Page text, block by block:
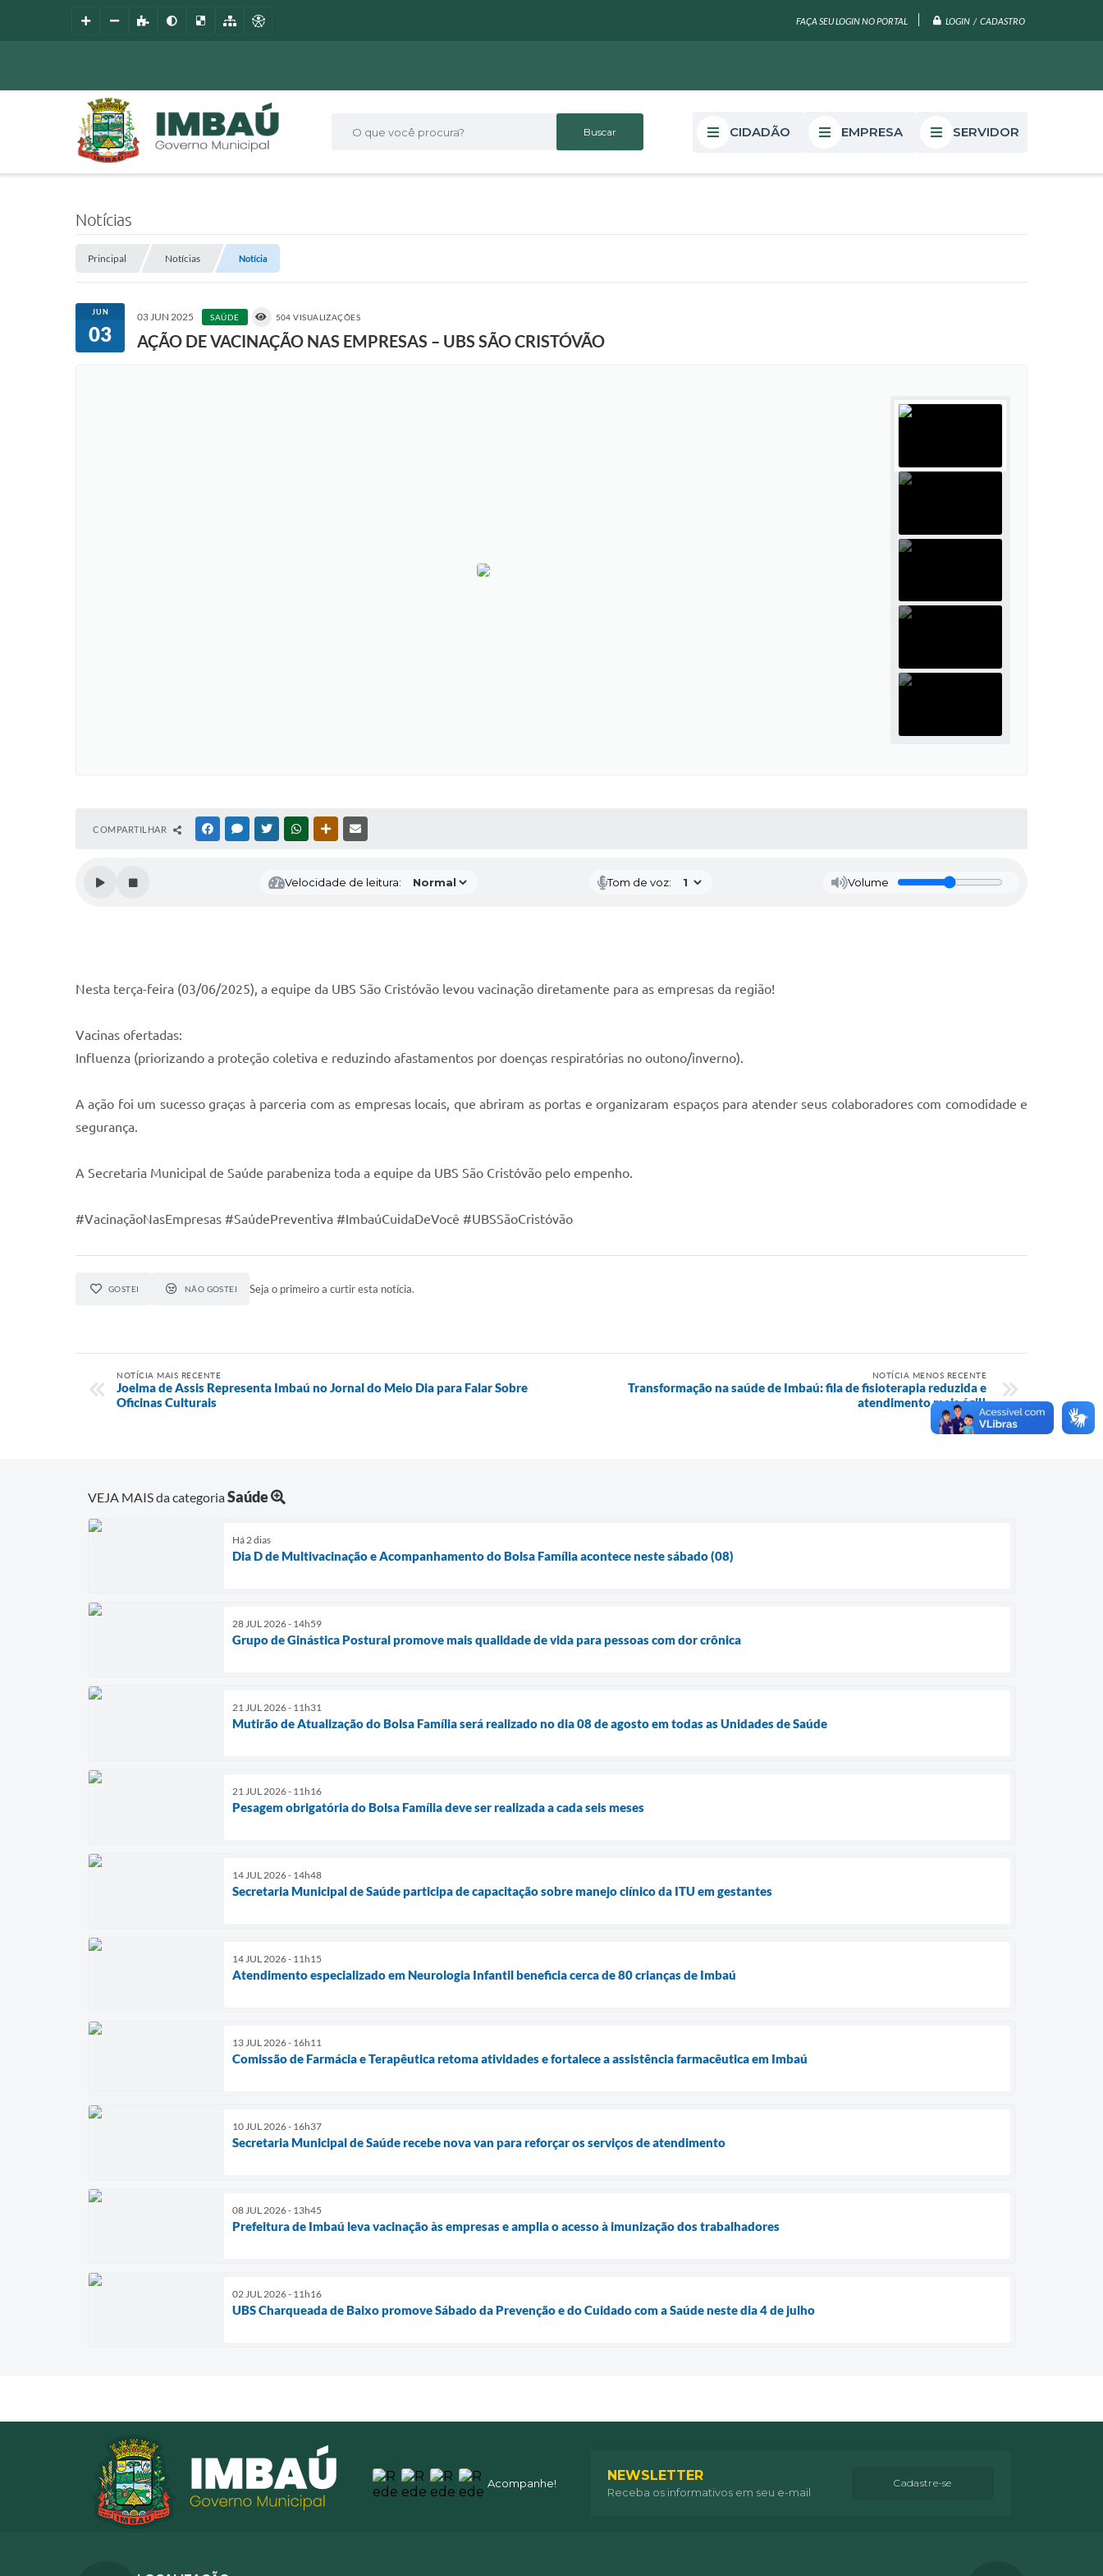
FAÇA SEU LOGIN NO PORTAL LOGIN / CADASTRO
O que você procura? CIDADÃO EMPRESA SERVIDOR
Notícias
Principal Notícias Notícia
JUN
03
03 JUN 2025 SAÚDE 504 VISUALIZAÇÕES
AÇÃO DE VACINAÇÃO NAS EMPRESAS – UBS SÃO CRISTÓVÃO
COMPARTILHAR FACEBOOKMESSENGER
TWITTERWHATSAPPOUTRAS MÍDIAS
Velocidade de leitura: Tom de voz: Volume
Nesta terça-feira (03/06/2025), a equipe da UBS São Cristóvão levou vacinação diretamente para as empresas da região!
Vacinas ofertadas:
Influenza (priorizando a proteção coletiva e reduzindo afastamentos por doenças respiratórias no outono/inverno).
A ação foi um sucesso graças à parceria com as empresas locais, que abriram as portas e organizaram espaços para atender seus colaboradores com comodidade e
segurança.
A Secretaria Municipal de Saúde parabeniza toda a equipe da UBS São Cristóvão pelo empenho.
#VacinaçãoNasEmpresas #SaúdePreventiva #ImbaúCuidaDeVocê #UBSSãoCristóvão
GOSTEI NÃO GOSTEI Seja o primeiro a curtir esta notícia.
NOTÍCIA MAIS RECENTE
Joelma de Assis Representa Imbaú no Jornal do Meio Dia para Falar Sobre
Oficinas Culturais
NOTÍCIA MENOS RECENTE
Transformação na saúde de Imbaú: fila de fisioterapia reduzida e
atendimento mais ágil!
VEJA MAIS da categoriaSaúde
Há 2 dias
Dia D de Multivacinação e Acompanhamento do Bolsa Família acontece neste sábado (08)
28 JUL 2026 - 14h59
Grupo de Ginástica Postural promove mais qualidade de vida para pessoas com dor crônica
21 JUL 2026 - 11h31
Mutirão de Atualização do Bolsa Família será realizado no dia 08 de agosto em todas as Unidades de Saúde
21 JUL 2026 - 11h16
Pesagem obrigatória do Bolsa Família deve ser realizada a cada seis meses
14 JUL 2026 - 14h48
Secretaria Municipal de Saúde participa de capacitação sobre manejo clínico da ITU em gestantes
14 JUL 2026 - 11h15
Atendimento especializado em Neurologia Infantil beneficia cerca de 80 crianças de Imbaú
13 JUL 2026 - 16h11
Comissão de Farmácia e Terapêutica retoma atividades e fortalece a assistência farmacêutica em Imbaú
10 JUL 2026 - 16h37
Secretaria Municipal de Saúde recebe nova van para reforçar os serviços de atendimento
08 JUL 2026 - 13h45
Prefeitura de Imbaú leva vacinação às empresas e amplia o acesso à imunização dos trabalhadores
02 JUL 2026 - 11h16
UBS Charqueada de Baixo promove Sábado da Prevenção e do Cuidado com a Saúde neste dia 4 de julho
Acompanhe! NEWSLETTER
Receba os informativos em seu e-mail
Cadastre-se